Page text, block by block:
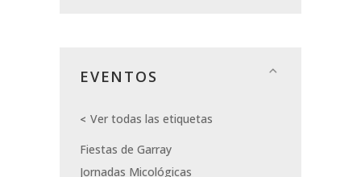
EVENTOS
Ver todas las etiquetas
Fiestas de Garray
Jornadas Micológicas